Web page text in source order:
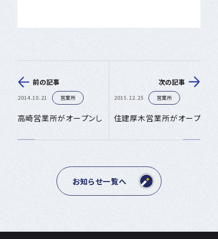
前の記事
2014.10.21 営業所
高崎営業所がオープンしました。
次の記事
2015.12.25 営業所
住建厚木営業所がオープンし
お知らせ一覧へ